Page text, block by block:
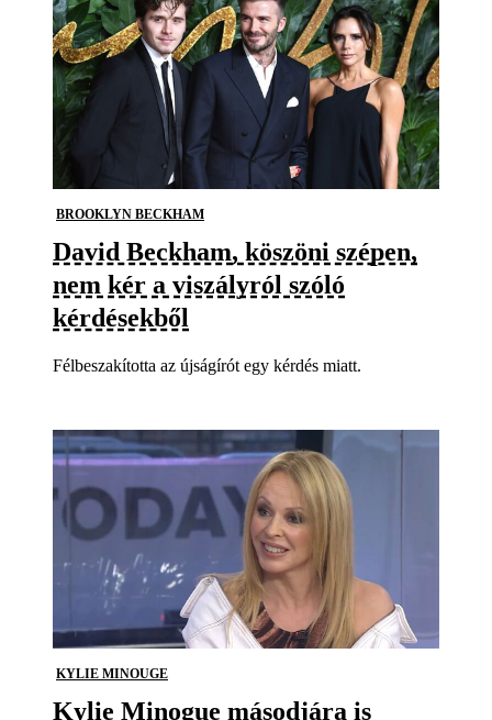
BROOKLYN BECKHAM
David Beckham, köszöni szépen,
nem kér a viszályról szóló
kérdésekből
Félbeszakította az újságírót egy kérdés miatt.
KYLIE MINOUGE
Kylie Minogue másodjára is